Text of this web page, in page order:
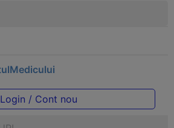
Login / Cont nou